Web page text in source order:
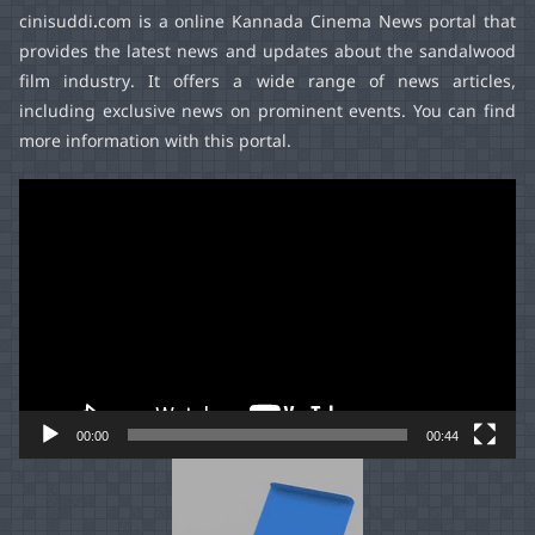
cinisuddi.com is a online Kannada Cinema News portal that
provides the latest news and updates about the sandalwood
film industry. It offers a wide range of news articles,
including exclusive news on prominent events. You can find
more information with this portal.
00:00 00:44